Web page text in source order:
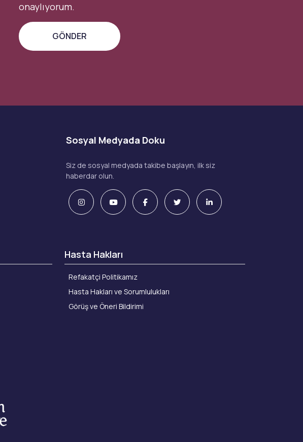
onaylıyorum.
Sosyal Medyada Doku
Siz de sosyal medyada takibe başlayın, ilk siz
haberdar olun.
Hasta Hakları
Refakatçi Politikamız
Hasta Hakları ve Sorumlulukları
Görüş ve Öneri Bildirimi